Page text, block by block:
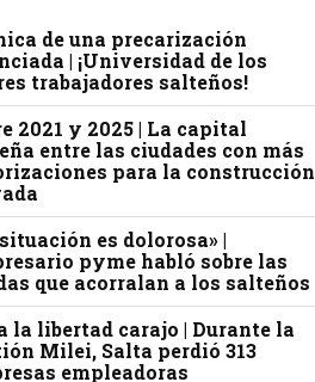
de una precarización
| ¡Universidad de los
trabajadores salteños!
2021 y 2025 | La capital
entre las ciudades con más
para la construcción
es dolorosa» |
pyme habló sobre las
que acorralan a los salteños
la libertad carajo | Durante la
Milei, Salta perdió 313
empleadoras